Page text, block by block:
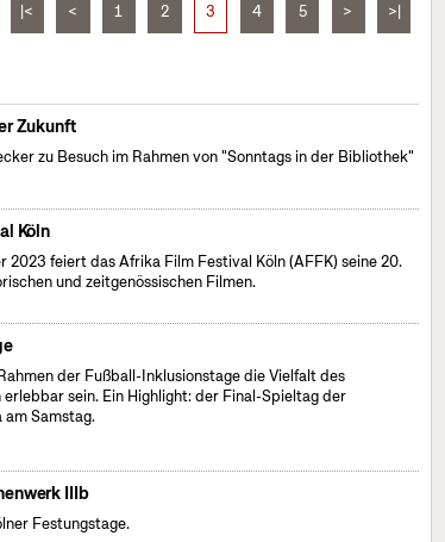
|< < 1 2 3 4 5 > >|
Zukunft
zu Besuch im Rahmen von "Sonntags in der Bibliothek"
Köln
2023 feiert das Afrika Film Festival Köln (AFFK) seine 20.
und zeitgenössischen Filmen.
der Fußball-Inklusionstage die Vielfalt des
sein. Ein Highlight: der Final-Spieltag der
Samstag.
IIIb
Festungstage.